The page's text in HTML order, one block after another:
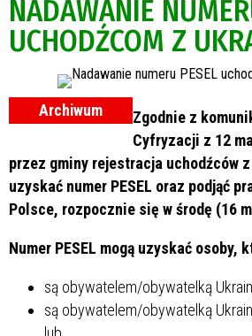
NADAWANIE
UCHODŹCOM Z
Archiwum
Zgodnie z
Cyfryzacji z 12
przez gminy rejestracja uchodźców
uzyskać numer PESEL oraz podjąć
Polsce, rozpocznie się w środę (16
Numer PESEL mogą uzyskać osoby,
są obywatelem/obywatelką
są obywatelem/obywatelką